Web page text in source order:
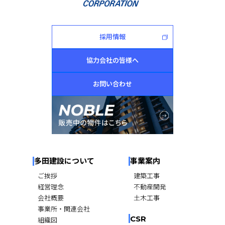
採用情報
協力会社の皆様へ
お問い合わせ
多田建設について
ご挨拶
経営理念
会社概要
事業所・関連会社
組織図
事業案内
建築工事
不動産開発
土木工事
CSR